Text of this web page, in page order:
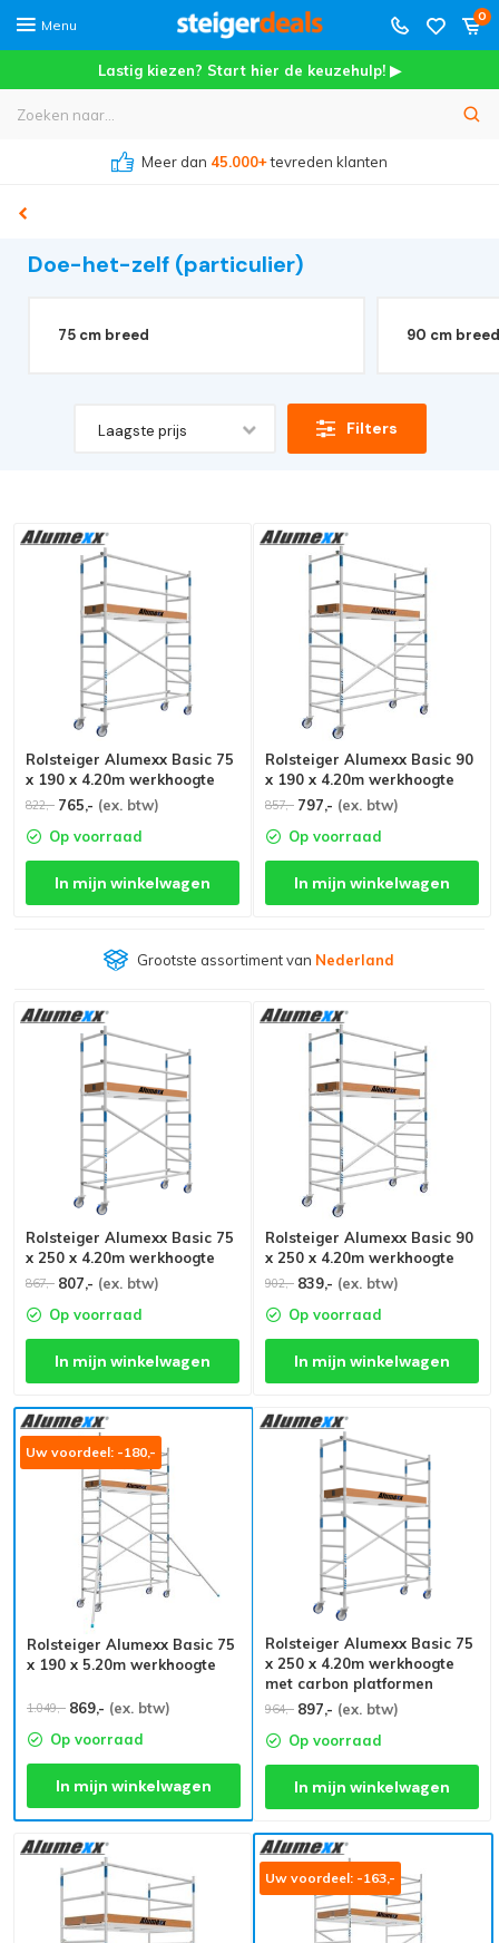
Menu
0
Lastig kiezen? Start hier de keuzehulp! ▶
Meer dan 45.000+tevreden klanten
Doe-het-zelf (particulier)
75 cm breed 90 cm breed
Laagste prijs Filters
Rolsteiger Alumexx Basic 75
x 190 x 4.20m werkhoogte
822,- 765,- (ex. btw)
Op voorraad
In mijn winkelwagen
Rolsteiger Alumexx Basic 90
x 190 x 4.20m werkhoogte
857,- 797,- (ex. btw)
Op voorraad
In mijn winkelwagen
Grootste assortiment van Nederland
Rolsteiger Alumexx Basic 75
x 250 x 4.20m werkhoogte
867,- 807,- (ex. btw)
Op voorraad
In mijn winkelwagen
Rolsteiger Alumexx Basic 90
x 250 x 4.20m werkhoogte
902,- 839,- (ex. btw)
Op voorraad
In mijn winkelwagen
Uw voordeel: -180,-
Rolsteiger Alumexx Basic 75
x 190 x 5.20m werkhoogte
1.049,- 869,- (ex. btw)
Op voorraad
In mijn winkelwagen
Rolsteiger Alumexx Basic 75
x 250 x 4.20m werkhoogte
met carbon platformen
964,- 897,- (ex. btw)
Op voorraad
In mijn winkelwagen
Uw voordeel: -163,-